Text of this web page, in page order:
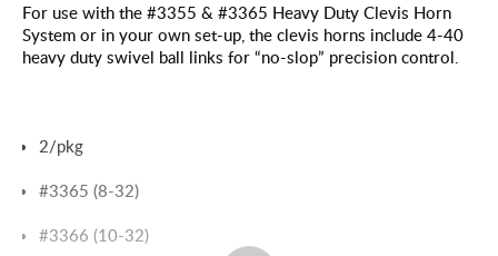
For use with the #3355 & #3365 Heavy Duty Clevis Horn
System or in your own set-up, the clevis horns include 4-40
heavy duty swivel ball links for “no-slop” precision control.
2/pkg
#3365 (8-32)
#3366 (10-32)